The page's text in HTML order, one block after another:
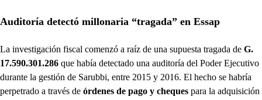
Auditoría detectó millonaria “tragada” en Essap
La investigación fiscal comenzó a raíz de una supuesta tragada de G.
17.590.301.286 que había detectado una auditoría del Poder Ejecutivo
durante la gestión de Sarubbi, entre 2015 y 2016. El hecho se habría
perpetrado a través de órdenes de pago y cheques para la adquisición